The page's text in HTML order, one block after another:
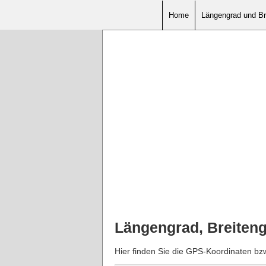
Home Längengrad und
Längengrad,
Hier finden Sie die GPS-Koordinaten